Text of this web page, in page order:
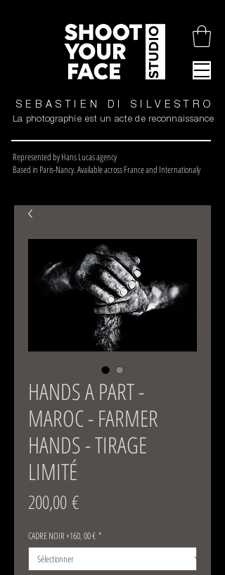
SEBASTIEN DI SILVESTRO
La photographie est un acte de reconnaissance
Represented by Hans Lucas agency
Based in Paris-Nancy. Available across France and Internationaly
HANDS A PART -
MAROC - FARMER
HANDS - TIRAGE
LIMITÉ
200,00 €Prix
CADRE NOIR +160, 00 € *